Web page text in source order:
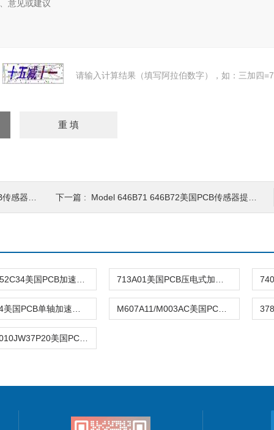
请输入计算结果（填写阿拉伯数字），如：三加四=7
心省时 下一篇 : Model 646B71 646B72美国PCB传感器提高效率